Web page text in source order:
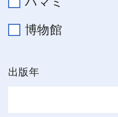
博物館
出版年